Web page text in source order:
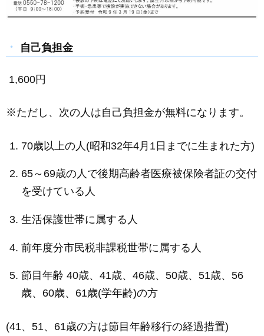
自己負担金
1,600円
※ただし、次の人は自己負担金が無料になります。
70歳以上の人(昭和32年4月1日までに生まれた方)
65～69歳の人で後期高齢者医療被保険者証の交付
を受けている人
生活保護世帯に属する人
前年度分市民税非課税世帯に属する人
節目年齢 40歳、41歳、46歳、50歳、51歳、56
歳、60歳、61歳(学年齢)の方
(41、51、61歳の方は節目年齢移行の経過措置)